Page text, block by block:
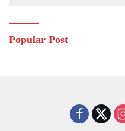
Popular Post